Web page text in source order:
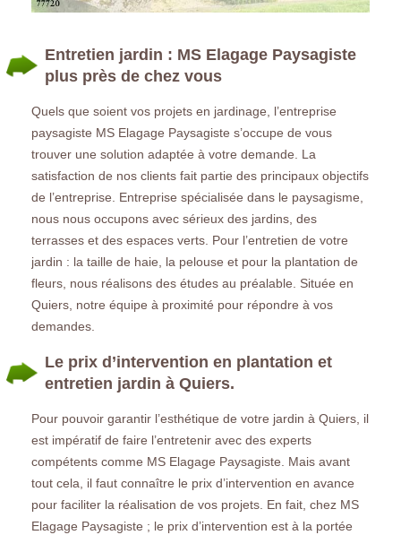
Entretien jardin : MS Elagage Paysagiste
plus près de chez vous
Quels que soient vos projets en jardinage, l’entreprise
paysagiste MS Elagage Paysagiste s’occupe de vous
trouver une solution adaptée à votre demande. La
satisfaction de nos clients fait partie des principaux objectifs
de l’entreprise. Entreprise spécialisée dans le paysagisme,
nous nous occupons avec sérieux des jardins, des
terrasses et des espaces verts. Pour l’entretien de votre
jardin : la taille de haie, la pelouse et pour la plantation de
fleurs, nous réalisons des études au préalable. Située en
Quiers, notre équipe à proximité pour répondre à vos
demandes.
Le prix d’intervention en plantation et
entretien jardin à Quiers.
Pour pouvoir garantir l’esthétique de votre jardin à Quiers, il
est impératif de faire l’entretenir avec des experts
compétents comme MS Elagage Paysagiste. Mais avant
tout cela, il faut connaître le prix d’intervention en avance
pour faciliter la réalisation de vos projets. En fait, chez MS
Elagage Paysagiste ; le prix d’intervention est à la portée